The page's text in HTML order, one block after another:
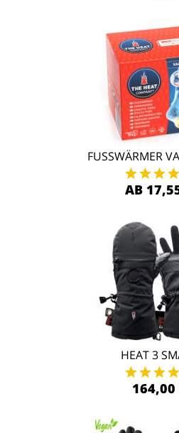
FUSSWÄRMER
AB
HEAT 3
164,00